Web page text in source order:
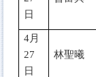
日
4月
27
日
林聖曦